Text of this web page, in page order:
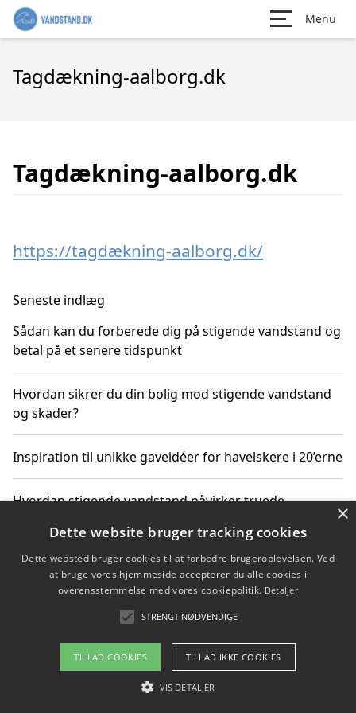
Menu
Tagdækning-aalborg.dk
Tagdækning-aalborg.dk
https://tagdækning-aalborg.dk/
Seneste indlæg
Sådan kan du forberede dig på stigende vandstand og
betal på et senere tidspunkt
Hvordan sikrer du din bolig mod stigende vandstand
og skader?
Inspiration til unikke gaveidéer for havelskere i 20’erne
Hvordan stigende vandstand påvirker truede
Sådan vælger du de bedste vandrerygsække til
vandreture i Danmark
Copyright 2026 - Pilanto Aps
Om / kontakt
×
Dette website bruger tracking cookies
Dette websted bruger cookies til at forbedre brugeroplevelsen. Ved
at bruge vores hjemmeside accepterer du alle cookies i
overensstemmelse med vores cookiepolitik. Detaljer
STRENGT NØDVENDIGE
TILLAD COOKIES TILLAD IKKE COOKIES
VIS DETALJER